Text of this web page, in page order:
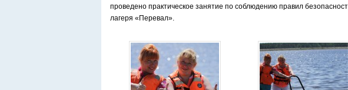
проведено практическое занятие по соблюдению правил
лагеря «Перевал».